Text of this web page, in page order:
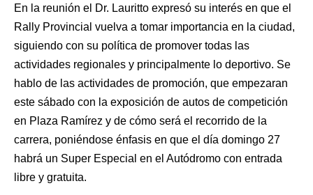
En la reunión el Dr. Lauritto expresó su interés en que el
Rally Provincial vuelva a tomar importancia en la ciudad,
siguiendo con su política de promover todas las
actividades regionales y principalmente lo deportivo. Se
hablo de las actividades de promoción, que empezaran
este sábado con la exposición de autos de competición
en Plaza Ramírez y de cómo será el recorrido de la
carrera, poniéndose énfasis en que el día domingo 27
habrá un Super Especial en el Autódromo con entrada
libre y gratuita.